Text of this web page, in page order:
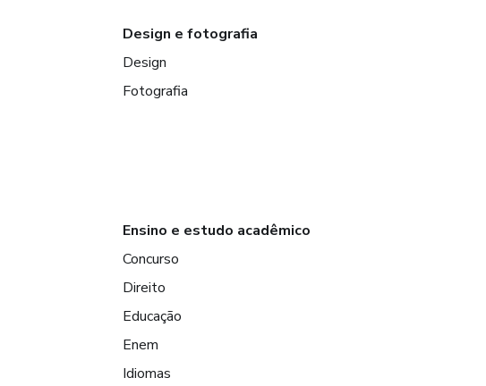
Design e fotografia
Design
Fotografia
Ensino e estudo acadêmico
Concurso
Direito
Educação
Enem
Idiomas